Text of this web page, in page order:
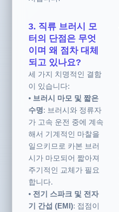
3. 직류 브러시 모
터의 단점은 무엇
이며 왜 점차 대체
되고 있나요?
세 가지 치명적인 결함
이 있습니다:
•브러시 마모 및 짧은
수명: 브러시와 정류자
가 고속 운전 중에 계속
해서 기계적인 마찰을
일으키므로 카본 브러
시가 마모되어 짧아져
주기적인 교체가 필요
합니다.
• 전기 스파크 및 전자